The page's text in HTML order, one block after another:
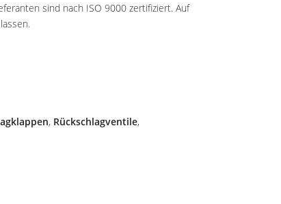
sind nach ISO 9000 zertifiziert. Auf
, Rückschlagventile,